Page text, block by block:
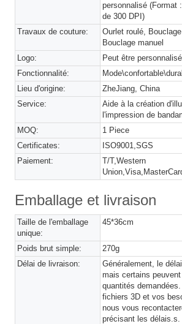
personnalisé (Format
de 300 DPI)
Travaux de couture:
Ourlet roulé,
Bouclage manuel
Logo:
Peut être personnalisé
Fonctionnalité:
Lieu d'origine:
ZheJiang, China
Service:
Aide à la création
l'impression de
MOQ:
1 Piece
Certificates:
ISO9001,SGS
Paiement:
T/T,Western
Emballage et livraison
Taille de l'emballage
unique:
45*36cm
Poids brut simple:
270g
Délai de livraison:
Généralement, le
mais certains
quantités
fichiers 3D et vos
nous vous
précisant les délais.s.